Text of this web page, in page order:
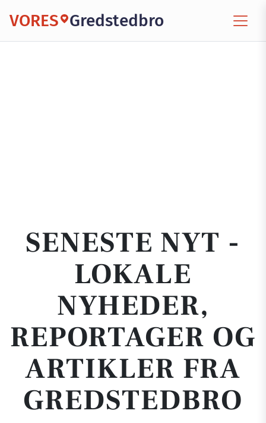
VORES Gredstedbro
SENESTE NYT -
LOKALE
NYHEDER,
REPORTAGER OG
ARTIKLER FRA
GREDSTEDBRO